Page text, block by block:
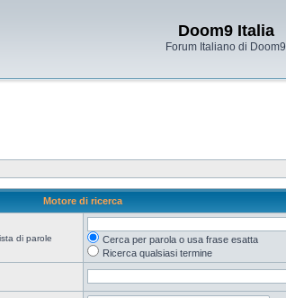
Doom9 Italia
Forum Italiano di Doom9
Motore di ricerca
di parole
Cerca per parola o usa frase esatta
Ricerca qualsiasi termine